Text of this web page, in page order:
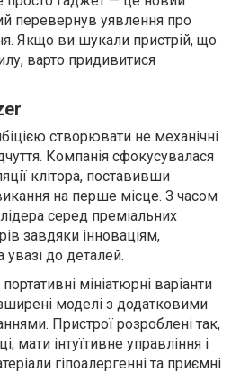
перевернув уявлення про
Якщо ви шукали пристрій, що
варто придивитися
створювати не механічні
Компанія сфокусувалася
клітора, поставивши
на перше місце. З часом
серед преміальних
завдяки інноваціям,
до деталей.
мініатюрні варіанти
моделі з додатковими
Пристрої розроблені так,
мати інтуїтивне управління і
гіпоалергенні та приємні